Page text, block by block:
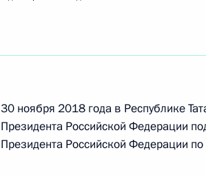
О ходе исполнения поручения,
Президента Российской
Президента Российской
2015 года
30 ноября 2018 года в Республике
Президента Российской Федерации
Президента Российской Федерации